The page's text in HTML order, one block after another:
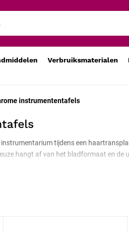
Verbruiksmaterialen
instrumententafels
tijdens een
hangt af van het bladformaat en